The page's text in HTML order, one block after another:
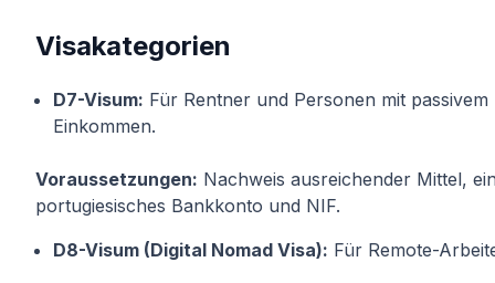
Visakategorien
D7-Visum: Für Rentner und Personen mit passivem
Einkommen.
Voraussetzungen: Nachweis ausreichender Mittel,
portugiesisches Bankkonto und NIF.
D8-Visum (Digital Nomad Visa): Für Remote-